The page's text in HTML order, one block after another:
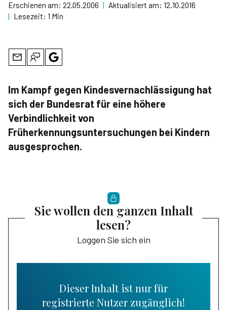
Erschienen am: 22.05.2006 | Aktualisiert am: 12.10.2016
| Lesezeit: 1 Min
Im Kampf gegen Kindesvernachlässigung hat
sich der Bundesrat für eine höhere
Verbindlichkeit von
Früherkennungsuntersuchungen bei Kindern
ausgesprochen.
Sie wollen den ganzen Inhalt
lesen?
Loggen Sie sich ein
Dieser Inhalt ist nur für
registrierte Nutzer zugänglich!